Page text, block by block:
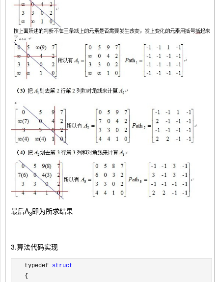
最后A3即为所求结果
3.算法代码实现
typedef struct
{